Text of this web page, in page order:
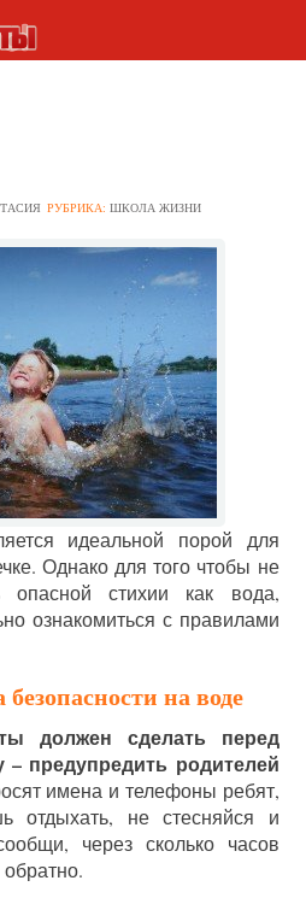
РУБРИКА:ШКОЛА ЖИЗНИ
идеальной порой для
Однако для того чтобы не
опасной стихии как вода,
ознакомиться с правилами
на воде
должен сделать перед
предупредить родителей
имена и телефоны ребят,
отдыхать, не стесняйся и
через сколько часов